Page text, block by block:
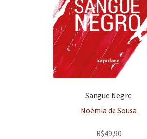
Sangue Negro
Noémia de Sousa
R$49,90